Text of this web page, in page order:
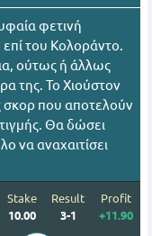
φετινή
επί του Κολοράντο.
ούτως ή άλλως
της. Το Χιούστον
σκορ που αποτελούν
Θα δώσει
να αναχαιτίσει
Stake
10.00
Result
3-1
Profit
+11.90